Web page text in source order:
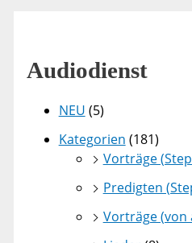
Audiodienst
NEU (5)
Kategorien (181)
Vorträge
Predigten
Vorträge (von